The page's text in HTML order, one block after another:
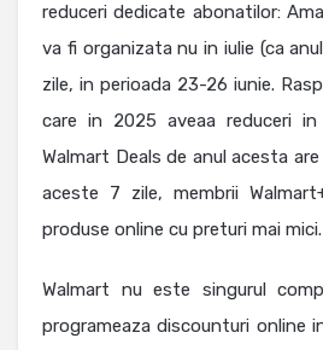
reduceri dedicate abonatilor:
va fi organizata nu in iulie (ca
zile, in perioada 23-26 iunie.
care in 2025 aveaa reduceri in
Walmart Deals de anul acesta
aceste 7 zile, membrii
produse online cu preturi mai mici.
Walmart nu este singurul
programeaza discounturi online